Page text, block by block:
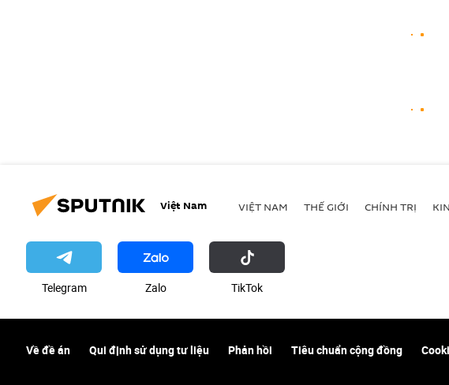
Việt Nam VIỆT NAM THẾ GIỚI CHÍNH TRỊ
Telegram Zalo ТikТоk
Về đề án Qui định sử dụng tư liệu Phản hồi Tiêu chuẩn cộng đồng